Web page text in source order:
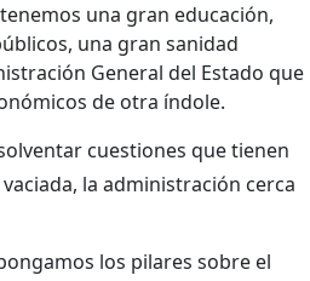
una gran educación,
una gran sanidad
General del Estado que
de otra índole.
cuestiones que tienen
la administración cerca
los pilares sobre el